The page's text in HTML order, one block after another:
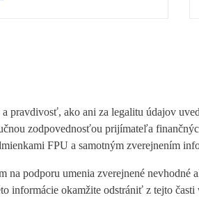
pravdivosť, ako ani za legalitu údajov
zodpovednosťou prijímateľa
FPU a samotným zverejnením
podporu umenia zverejnené nevhodné
informácie okamžite odstrániť z tejto